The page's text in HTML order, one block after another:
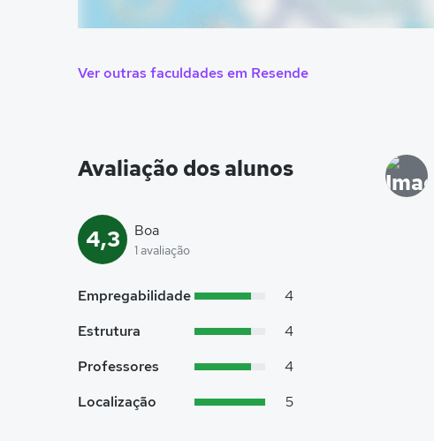
Ver outras faculdades em Resende
Avaliação dos alunos
4,3 Boa
1 avaliação
Empregabilidade
4
Estrutura
4
Professores
4
Localização
5